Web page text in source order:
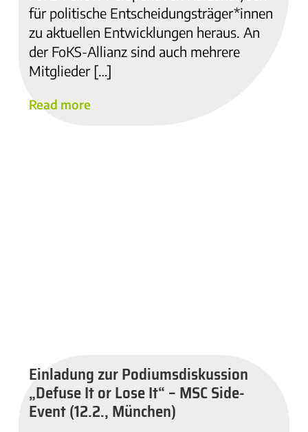
für politische Entscheidungsträger*innen
zu aktuellen Entwicklungen heraus. An
der FoKS-Allianz sind auch mehrere
Mitglieder […]
Read more
Einladung zur Podiumsdiskussion
„Defuse It or Lose It“ – MSC Side-
Event (12.2., München)